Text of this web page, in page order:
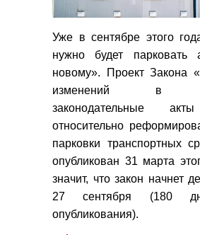
Уже в сентябре этого
нужно будет
новому». Проект Закона
изменений в
законодательные
относительно
парковки транспортных
опубликован 31 марта
значит, что закон начнет
27 сентября (180
опубликования).